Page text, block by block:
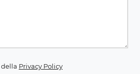
della Privacy Policy